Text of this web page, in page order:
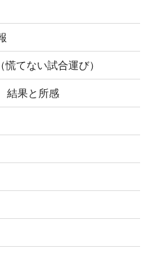
てない試合運び）
結果と所感